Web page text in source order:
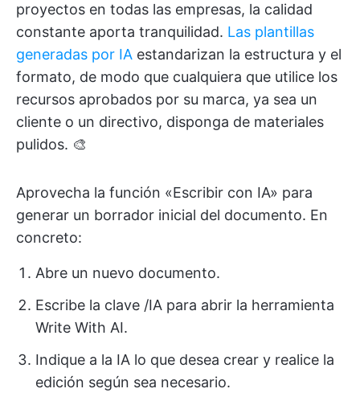
proyectos en todas las empresas, la calidad
constante aporta tranquilidad. Las plantillas
generadas por IA estandarizan la estructura y el
formato, de modo que cualquiera que utilice los
recursos aprobados por su marca, ya sea un
cliente o un directivo, disponga de materiales
pulidos. 🎨
Aprovecha la función «Escribir con IA» para
generar un borrador inicial del documento. En
concreto:
Abre un nuevo documento.
Escribe la clave /IA para abrir la herramienta
Write With AI.
Indique a la IA lo que desea crear y realice la
edición según sea necesario.